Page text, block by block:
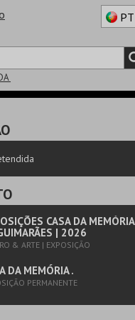
PT
CASA DA MEMÓRIA
| 2026
& ARTE | EXPOSIÇÃO
DA MEMÓRIA .
PERMANENTE